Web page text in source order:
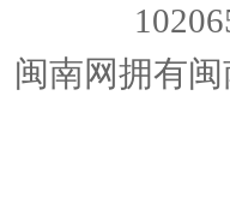
闽南网拥有